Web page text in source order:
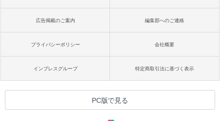
広告掲載のご案内 編集部へのご連絡
プライバシーポリシー 会社概要
インプレスグループ 特定商取引法に基づく表示
PC版で見る